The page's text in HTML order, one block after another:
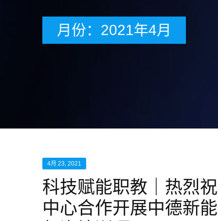
月份：2021年4月
4月 23, 2021
科技赋能职教｜热烈
中心合作开展中德新